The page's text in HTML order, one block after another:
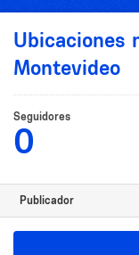
Ubicaciones
Montevideo
Seguidores
0
Publicador